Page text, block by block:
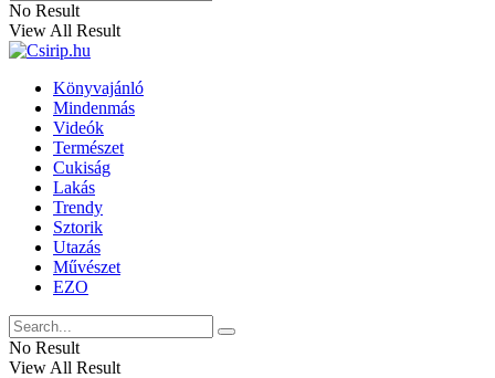
No Result
View All Result
Könyvajánló
Mindenmás
Videók
Természet
Cukiság
Lakás
Trendy
Sztorik
Utazás
Művészet
EZO
No Result
View All Result